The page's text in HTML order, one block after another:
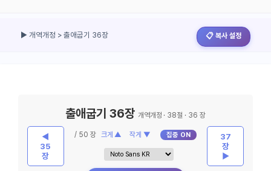
▶ 개역개정 > 출애굽기 36장 📋 복사 설정
◀
35
장
출애굽기 36장 개역개정 · 38절 · 36 장
/ 50 장 크게 ▲ 작게 ▼ 집중 ON
37
장
▶